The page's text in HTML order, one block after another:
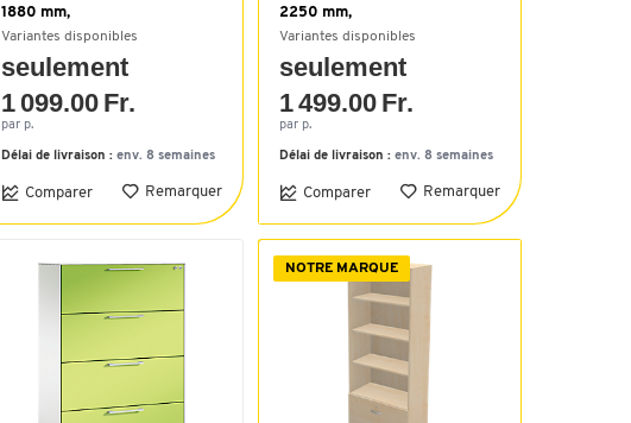
1880 mm,
Variantes disponibles
seulement
1 099.00 Fr.
par p.
Délai de livraison : env. 8 semaines
Comparer Remarquer
2250 mm,
Variantes disponibles
seulement
1 499.00 Fr.
par p.
Délai de livraison : env. 8 semaines
Comparer Remarquer
NOTRE MARQUE